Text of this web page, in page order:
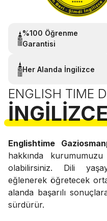
%100 Öğrenme
Garantisi
Her Alanda İngilizce
ENGLISH TIME
Englishtime
hakkında
olabilirsiniz. Dili
eğlenerek öğretecek
alanda başarılı
sürdürür.